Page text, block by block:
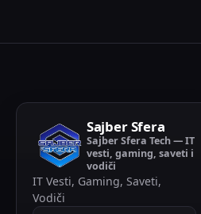
Sajber Sfera
Sajber Sfera Tech — IT
vesti, gaming, saveti i
vodiči
IT Vesti, Gaming, Saveti,
Vodiči